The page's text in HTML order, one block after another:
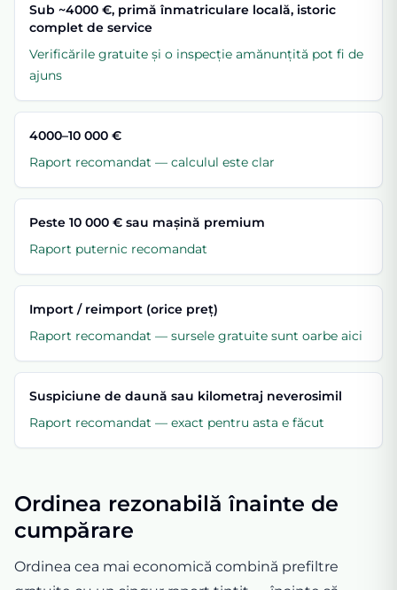
Sub ~4000 €, primă înmatriculare locală, istoric
complet de service
Verificările gratuite și o inspecție amănunțită pot fi de
ajuns
4000–10 000 €
Raport recomandat — calculul este clar
Peste 10 000 € sau mașină premium
Raport puternic recomandat
Import / reimport (orice preț)
Raport recomandat — sursele gratuite sunt oarbe aici
Suspiciune de daună sau kilometraj neverosimil
Raport recomandat — exact pentru asta e făcut
Ordinea rezonabilă înainte de
cumpărare
Ordinea cea mai economică combină prefiltre